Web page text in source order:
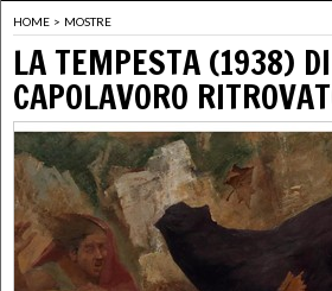
HOME > MOSTRE
LA TEMPESTA (1938)
CAPOLAVORO